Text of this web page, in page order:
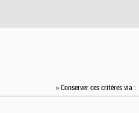
» Conserver ces critères via :